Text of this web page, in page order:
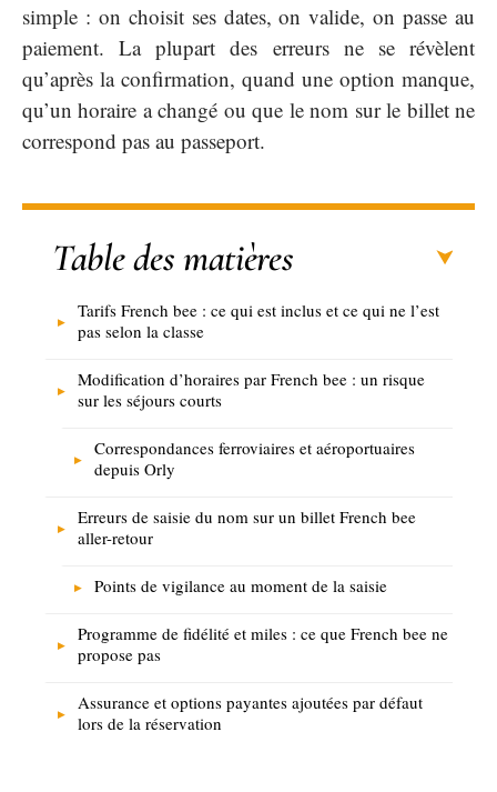
simple : on choisit ses dates, on valide, on passe au
paiement. La plupart des erreurs ne se révèlent
qu’après la confirmation, quand une option manque,
qu’un horaire a changé ou que le nom sur le billet ne
correspond pas au passeport.
Table des matières
Tarifs French bee : ce qui est inclus et ce qui ne l’est
pas selon la classe
Modification d’horaires par French bee : un risque
sur les séjours courts
Correspondances ferroviaires et aéroportuaires
depuis Orly
Erreurs de saisie du nom sur un billet French bee
aller-retour
Points de vigilance au moment de la saisie
Programme de fidélité et miles : ce que French bee ne
propose pas
Assurance et options payantes ajoutées par défaut
lors de la réservation